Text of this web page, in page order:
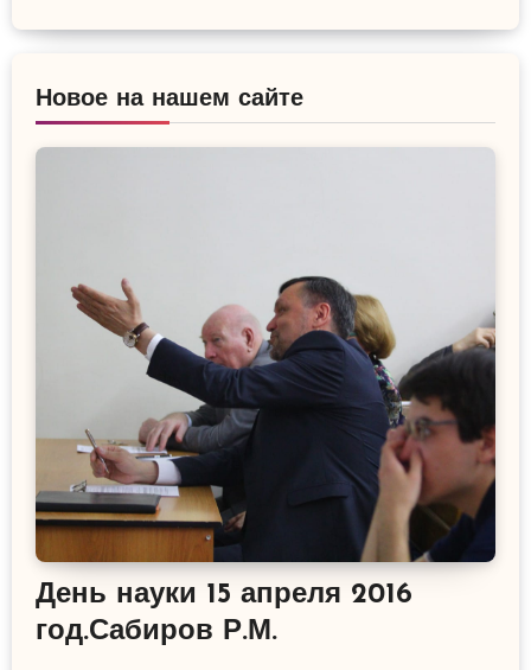
Новое на нашем сайте
День науки 15 апреля 2016
год.Сабиров Р.М.